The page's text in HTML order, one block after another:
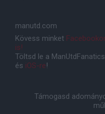
manutd.com
Kövess minket
is!
Töltsd le a
és iOS-re!
Támogasd